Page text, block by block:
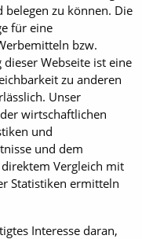
belegen zu können. Die
für eine
bzw.
Webseite ist eine
zu anderen
Unser
wirtschaftlichen
und
und dem
Vergleich mit
Statistiken ermitteln
Interesse daran,